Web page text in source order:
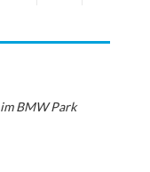
BMW Park